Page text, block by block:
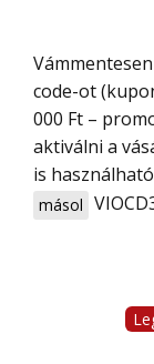
Vámmentesen érkezik ingyen szállítással és promo
code-ot
000 Ft –
aktiválni a
is
másol